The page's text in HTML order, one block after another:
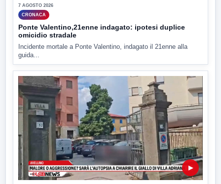
7 AGOSTO 2026
CRONACA
Ponte Valentino,21enne indagato: ipotesi duplice
omicidio stradale
Incidente mortale a Ponte Valentino, indagato il 21enne alla
guida...
▶